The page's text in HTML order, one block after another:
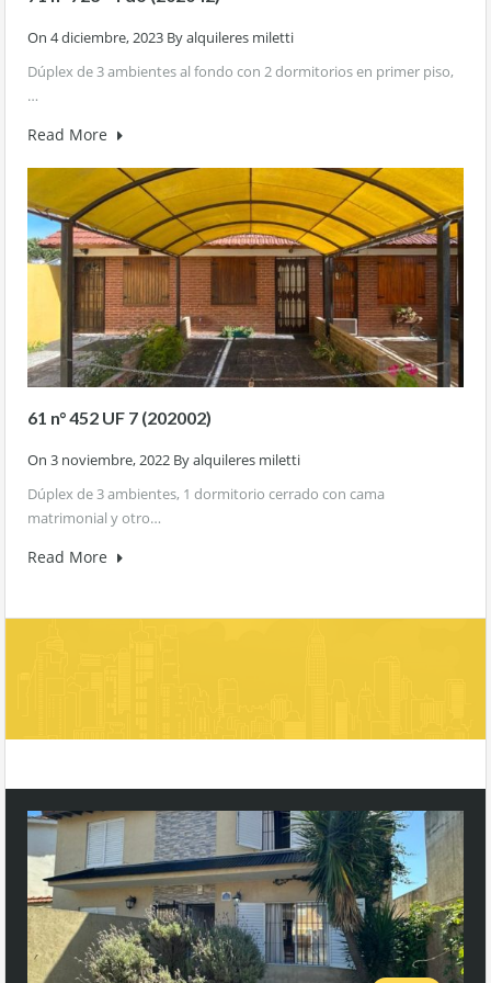
On 4 diciembre, 2023 Byalquileres miletti
Dúplex de 3 ambientes al fondo con 2 dormitorios en primer piso,
…
Read More
61 n° 452 UF 7 (202002)
On 3 noviembre, 2022 Byalquileres miletti
Dúplex de 3 ambientes, 1 dormitorio cerrado con cama
matrimonial y otro…
Read More